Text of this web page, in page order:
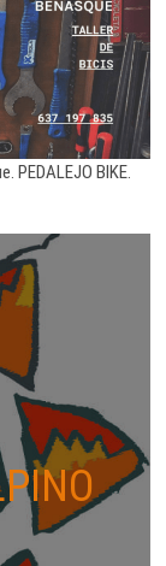
PEDALEJO BIKE.